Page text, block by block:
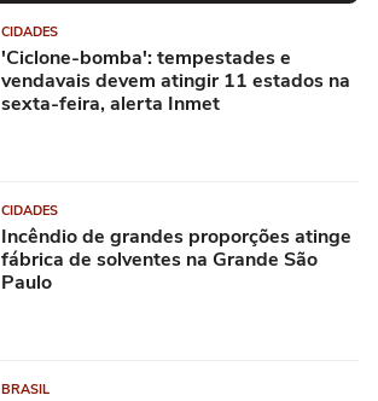
CIDADES
'Ciclone-bomba': tempestades e
vendavais devem atingir 11 estados na
sexta-feira, alerta Inmet
CIDADES
Incêndio de grandes proporções atinge
fábrica de solventes na Grande São
Paulo
BRASIL